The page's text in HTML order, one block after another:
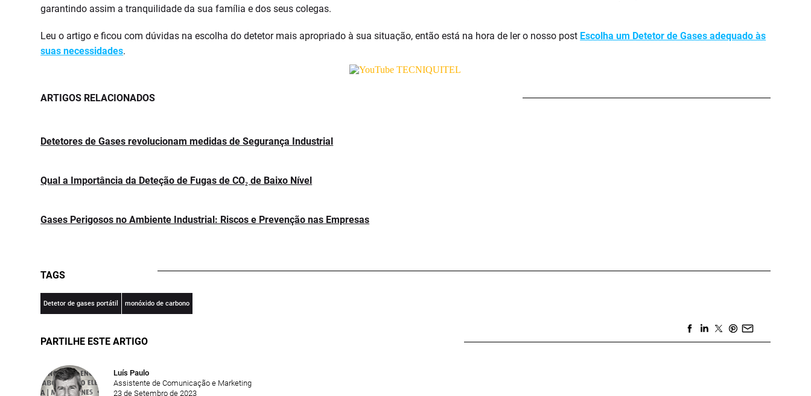
garantindo assim a tranquilidade da sua família e dos seus colegas.
Leu o artigo e ficou com dúvidas na escolha do detetor mais apropriado à sua situação, então está na hora de ler o nosso post Escolha um Detetor de Gases adequado às
suas necessidades.
ARTIGOS RELACIONADOS
Detetores de Gases revolucionam medidas de Segurança Industrial
Qual a Importância da Deteção de Fugas de CO₂ de Baixo Nível
Gases Perigosos no Ambiente Industrial: Riscos e Prevenção nas Empresas
TAGS
Detetor de gases portátil monóxido de carbono
PARTILHE ESTE ARTIGO
Luís Paulo
Assistente de Comunicação e Marketing
23 de Setembro de 2023